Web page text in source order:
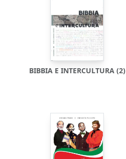
BIBBIA E INTERCULTURA (2)